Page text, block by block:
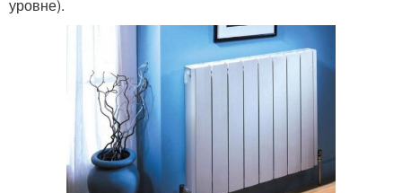
уровне).